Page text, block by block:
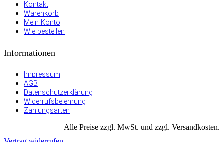
Kontakt
Warenkorb
Mein Konto
Wie bestellen
Informationen
Impressum
AGB
Datenschutzerklärung
Widerrufsbelehrung
Zahlungsarten
Alle Preise zzgl. MwSt. und zzgl. Versandkosten.